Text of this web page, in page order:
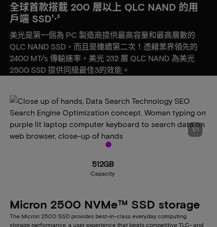
全球首款搭載 200 層以上 QLC NAND 的用
戶端 SSD¹⋅³
美光是第一個為 PC 製造商提供最高容量和最高層數的
QLC NAND SSD，而且是連續第二次！憑藉業界領先的
2400 MT/s 傳輸速率，美光 232 層 QLC NAND 為美光
2500 SSD 提供同級最佳3的效能。
1/1
512GB
Capacity
Micron 2500 NVMe™ SSD storage
The Micron 2500 SSD provides best-in-class everyday computing
storage performance, a user experience that beats competitive TLC- and